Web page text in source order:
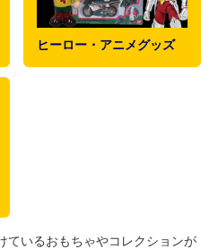
ヒーロー・アニメグッズ
ているおもちゃやコレクションが